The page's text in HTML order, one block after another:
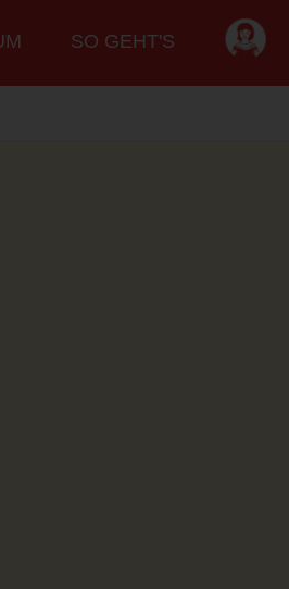
SO GEHT'S